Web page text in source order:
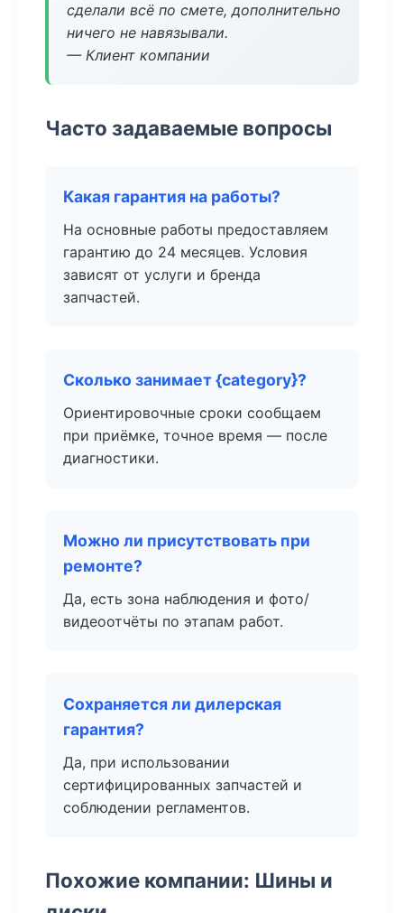
сделали всё по смете, дополнительно
ничего не навязывали.
— Клиент компании
Часто задаваемые вопросы
Какая гарантия на работы?
На основные работы предоставляем
гарантию до 24 месяцев. Условия
зависят от услуги и бренда
запчастей.
Сколько занимает {category}?
Ориентировочные сроки сообщаем
при приёмке, точное время — после
диагностики.
Можно ли присутствовать при
ремонте?
Да, есть зона наблюдения и фото/
видеоотчёты по этапам работ.
Сохраняется ли дилерская
гарантия?
Да, при использовании
сертифицированных запчастей и
соблюдении регламентов.
Похожие компании: Шины и